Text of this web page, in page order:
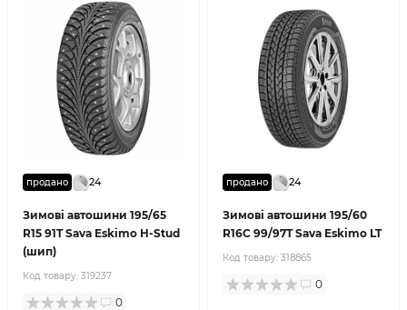
продано 24
Зимові автошини 195/65
R15 91T Sava Eskimo H-Stud
(шип)
Код товару: 319237
0
продано 24
Зимові автошини 195/60
R16C 99/97T Sava Eskimo LT
Код товару: 318865
0